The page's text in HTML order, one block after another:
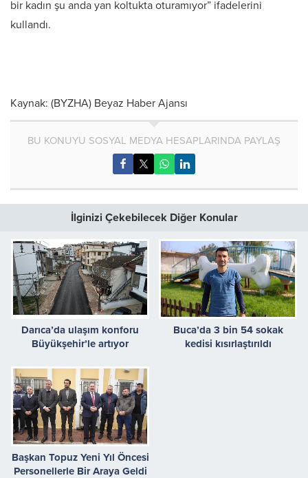
bir kadın şu anda yan koltukta oturamıyor” ifadelerini
kullandı.
Kaynak: (BYZHA) Beyaz Haber Ajansı
BU KONUYU SOSYAL MEDYA HESAPLARINDA PAYLAŞ
İlginizi Çekebilecek Diğer Konular
Darıca’da ulaşım konforu
Büyükşehir’le artıyor
Buca’da 3 bin 54 sokak
kedisi kısırlaştırıldı
Başkan Topuz Yeni Yıl Öncesi
Personellerle Bir Araya Geldi